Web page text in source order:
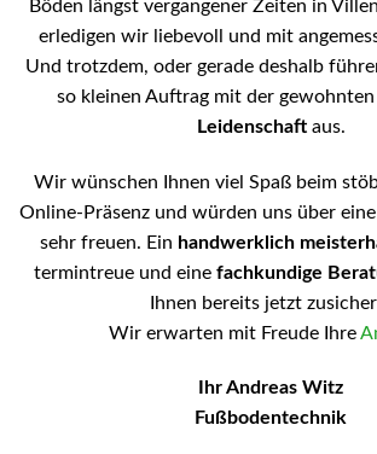
Böden längst vergangener Zeiten in
erledigen wir liebevoll und mit
Und trotzdem, oder gerade deshalb
so kleinen Auftrag mit der gewohnten
Leidenschaftaus.
Wir wünschen Ihnen viel Spaß beim
Online-Präsenz und würden uns über
sehr freuen. Ein handwerklich
termintreue und eine fachkundige
Ihnen bereits jetzt
Wir erwarten mit Freude Ihre
Ihr Andreas Witz
Fußbodentechnik